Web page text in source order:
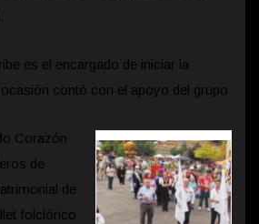
es el encargado de iniciar la
contó con el apoyo del grupo
Corazón
de
de
folclórico